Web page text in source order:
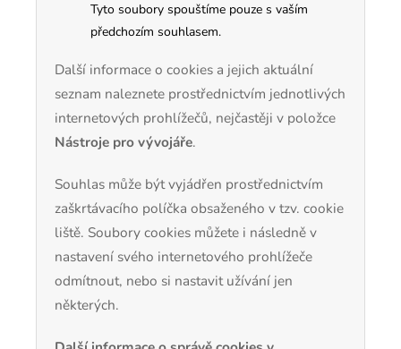
Tyto soubory spouštíme pouze s vaším
předchozím souhlasem.
Další informace o cookies a jejich aktuální
seznam naleznete prostřednictvím jednotlivých
internetových prohlížečů, nejčastěji v položce
Nástroje pro vývojáře.
Souhlas může být vyjádřen prostřednictvím
zaškrtávacího políčka obsaženého v tzv. cookie
liště. Soubory cookies můžete i následně v
nastavení svého internetového prohlížeče
odmítnout, nebo si nastavit užívání jen
některých.